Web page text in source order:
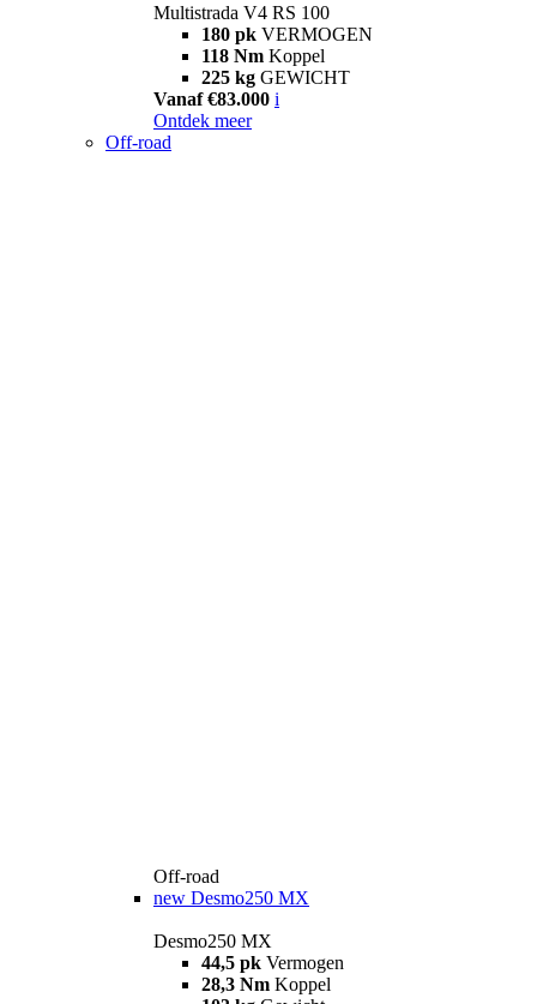
Multistrada V4 RS 100
180 pk VERMOGEN
118 Nm Koppel
225 kg GEWICHT
Vanaf €83.000 i
Ontdek meer
Off-road
Off-road
new Desmo250 MX
Desmo250 MX
44,5 pk Vermogen
28,3 Nm Koppel